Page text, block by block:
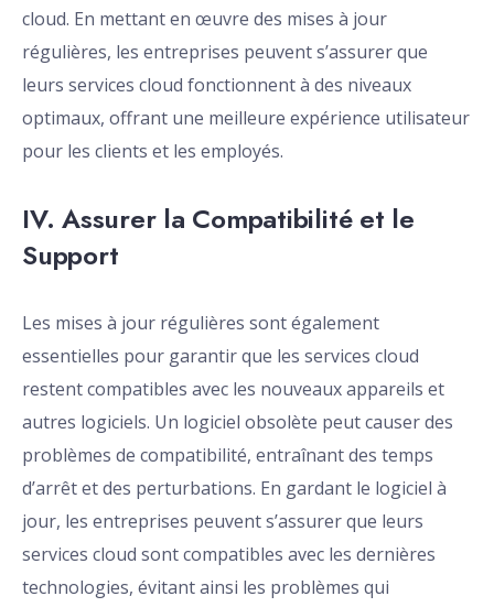
cloud. En mettant en œuvre des mises à jour
régulières, les entreprises peuvent s’assurer que
leurs services cloud fonctionnent à des niveaux
optimaux, offrant une meilleure expérience utilisateur
pour les clients et les employés.
IV. Assurer la Compatibilité et le
Support
Les mises à jour régulières sont également
essentielles pour garantir que les services cloud
restent compatibles avec les nouveaux appareils et
autres logiciels. Un logiciel obsolète peut causer des
problèmes de compatibilité, entraînant des temps
d’arrêt et des perturbations. En gardant le logiciel à
jour, les entreprises peuvent s’assurer que leurs
services cloud sont compatibles avec les dernières
technologies, évitant ainsi les problèmes qui